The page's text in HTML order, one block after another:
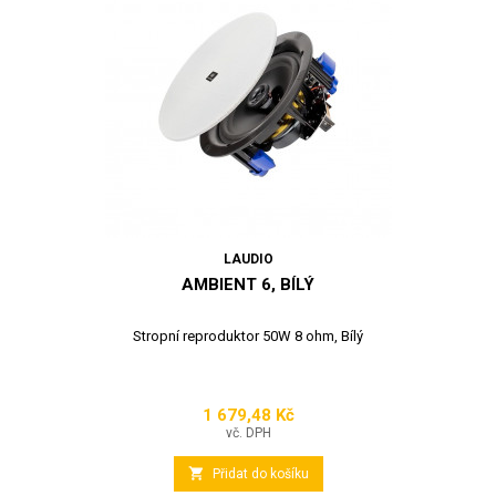
LAUDIO
AMBIENT 6, BÍLÝ
Stropní reproduktor 50W 8 ohm, Bílý
Cena
1 679,48 Kč
vč. DPH
 Přidat do košíku